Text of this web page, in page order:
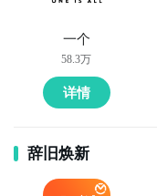
一个
58.3万
详情
辞旧焕新